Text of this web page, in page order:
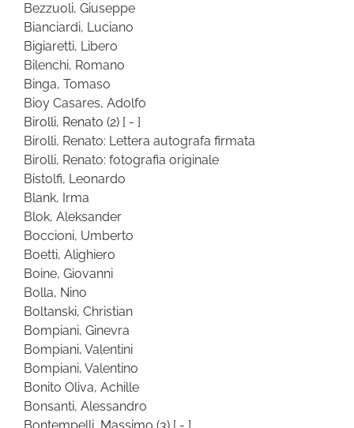
Bezzuoli, Giuseppe
Bianciardi, Luciano
Bigiaretti, Libero
Bilenchi, Romano
Binga, Tomaso
Bioy Casares, Adolfo
Birolli, Renato (2) [ - ]
Birolli, Renato: Lettera autografa firmata
Birolli, Renato: fotografia originale
Bistolfi, Leonardo
Blank, Irma
Blok, Aleksander
Boccioni, Umberto
Boetti, Alighiero
Boine, Giovanni
Bolla, Nino
Boltanski, Christian
Bompiani, Ginevra
Bompiani, Valentini
Bompiani, Valentino
Bonito Oliva, Achille
Bonsanti, Alessandro